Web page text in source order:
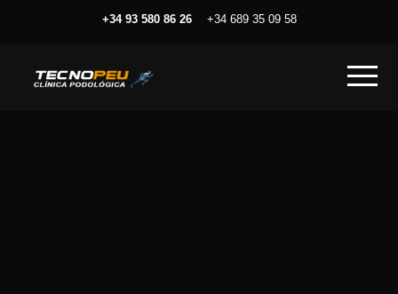
+34 93 580 86 26 +34 689 35 09 58